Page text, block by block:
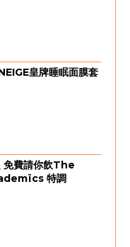
皇牌睡眠面膜套
免費請你飲The
特調